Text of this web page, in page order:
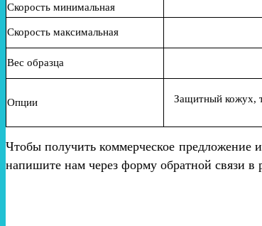
Скорость минимальная
Скорость максимальная
Вес образца
Опции
Защитный кожух,
Чтобы получить коммерческое предложение и
напишите нам через форму обратной связи в